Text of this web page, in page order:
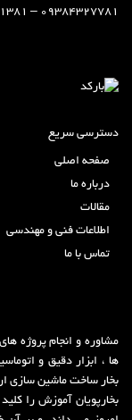
09384327781 – 1381 627 0912
دسترسی سریع
صفحه اصلی
درباره ما
مقالات
اطلاعات فنی و مهندسی
تماس با ما
مشاوره و انجام پروژه
بخار ساخت ماشین سازی
بخارپویان آموزش را